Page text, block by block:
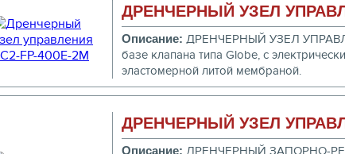
ДРЕНЧЕРНЫЙ УЗЕЛ
Описание: ДРЕНЧЕРНЫЙ УЗЕЛ
базе клапана типа Globe, с
эластомерной литой мембраной.
ДРЕНЧЕРНЫЙ УЗЕЛ
Описание: ДРЕНЧЕРНЫЙ ЗАПОРНО-